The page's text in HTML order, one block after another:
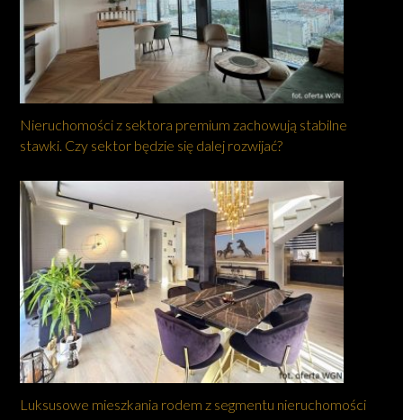
Nieruchomości z sektora premium zachowują stabilne
stawki. Czy sektor będzie się dalej rozwijać?
Luksusowe mieszkania rodem z segmentu nieruchomości